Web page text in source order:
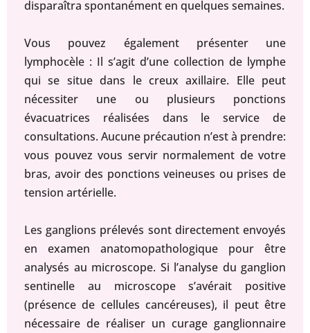
disparaîtra spontanément en quelques semaines.
Vous pouvez également présenter une
lymphocèle : Il s’agit d’une collection de lymphe
qui se situe dans le creux axillaire. Elle peut
nécessiter une ou plusieurs ponctions
évacuatrices réalisées dans le service de
consultations. Aucune précaution n’est à prendre:
vous pouvez vous servir normalement de votre
bras, avoir des ponctions veineuses ou prises de
tension artérielle.
Les ganglions prélevés sont directement envoyés
en examen anatomopathologique pour être
analysés au microscope. Si l’analyse du ganglion
sentinelle au microscope s’avérait positive
(présence de cellules cancéreuses), il peut être
nécessaire de réaliser un curage ganglionnaire